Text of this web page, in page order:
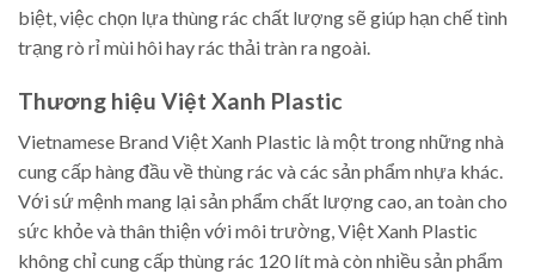
biệt, việc chọn lựa thùng rác chất lượng sẽ giúp hạn chế tình
trạng rò rỉ mùi hôi hay rác thải tràn ra ngoài.
Thương hiệu Việt Xanh Plastic
Vietnamese Brand Việt Xanh Plastic là một trong những nhà
cung cấp hàng đầu về thùng rác và các sản phẩm nhựa khác.
Với sứ mệnh mang lại sản phẩm chất lượng cao, an toàn cho
sức khỏe và thân thiện với môi trường, Việt Xanh Plastic
không chỉ cung cấp thùng rác 120 lít mà còn nhiều sản phẩm